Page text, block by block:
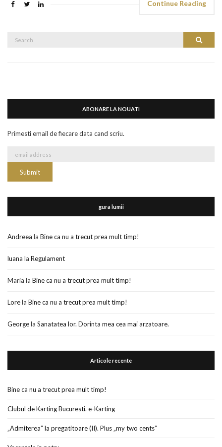
Continue Reading
Search
ABONARE LA NOUATI
Primesti email de fiecare data cand scriu.
gura lumii
Andreea la Bine ca nu a trecut prea mult timp!
luana la Regulament
Maria la Bine ca nu a trecut prea mult timp!
Lorela Bine ca nu a trecut prea mult timp!
Georgela Sanatatea lor. Dorinta mea cea mai arzatoare.
Articole recente
Bine ca nu a trecut prea mult timp!
Clubul de Karting Bucuresti. e-Karting
„Admiterea” la pregatitoare (II). Plus „my two cents”